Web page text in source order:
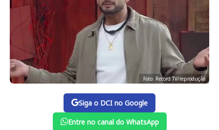
Foto: Record TV/reprodução
Siga o DCI no Google
Entre no canal do WhatsApp